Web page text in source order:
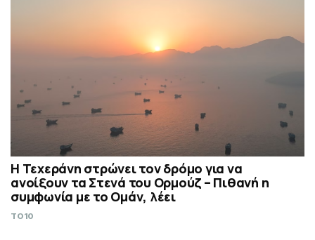
Η Τεχεράνη στρώνει τον δρόμο για να
ανοίξουν τα Στενά του Ορμούζ – Πιθανή η
συμφωνία με το Ομάν, λέει
TO10